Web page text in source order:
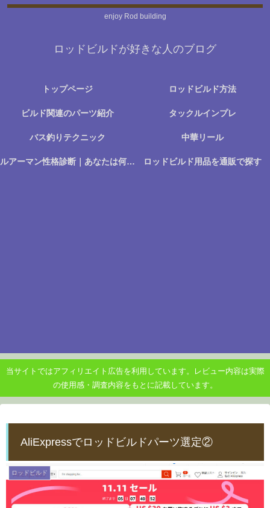
enjoy Rod building
ロッドビルドが好きな人のブログ
トップページ ロッドビルド方法
ビルド関連のパーツ紹介 タックルインプレ
バス釣りテクニック 中華リール
ルアーマン性格診断｜あなたは何に楽しさを感じる釣り人か？ ロッドビルド用品を通販で探す
当サイトではアフィリエイト広告を利用しています。レビュー内容は実際
の使用感・調査内容をもとに記載しています。
AliExpressでロッドビルドパーツ選定②
ロッドビルド